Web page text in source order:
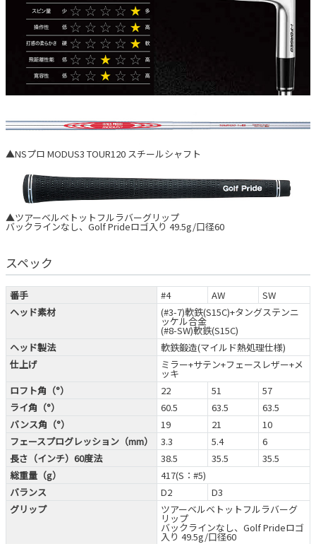
▲NSプロ MODUS3 TOUR120 スチールシャフト
▲ツアーベルベトットフルラバーグリップ
バックラインなし、Golf Prideロゴ入り 49.5g/口径60
スペック
番手 #4 AW
SW
ヘッド素材
(#3-7)軟鉄(S15C)+タングステンニ
ッケル合金
(#8-SW)軟鉄(S15C)
ヘッド製法
軟鉄鍛造(マイルド熱処理仕様)
仕上げ
ミラー+サテン+フェースレザー+メ
ッキ
ロフト角（°）
22 51
57
ライ角（°）
60.5 63.5
63.5
バンス角（°）
19 21
10
フェースプログレッション（mm）
3.3 5.4
6
長さ（インチ）60度法
38.5 35.5
35.5
総重量（g）
417(S：#5)
バランス
D2
D3
グリップ
ツアーベルベトットフルラバーグ
リップ
バックラインなし、Golf Prideロゴ
入り 49.5g/口径60